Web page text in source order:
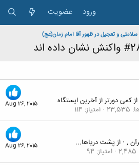
ورود عضویت
و تعجیل در ظهور آقا امام زمان(عج)
Aug 26, 2015 ازکمی دورتر از آخرین ایستگاه
23,535 امتیاز 114
Aug 26, 2015 ,
· از پشت دریاها...
2,485 امتیاز 94